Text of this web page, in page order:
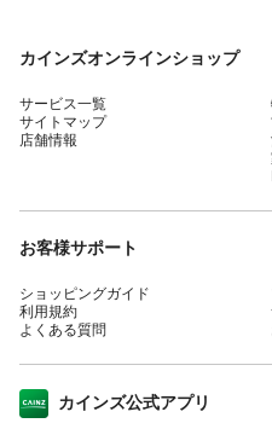
カインズオンラインショップ
サービス一覧
サイトマップ
店舗情報
お客様サポート
ショッピングガイド
利用規約
よくある質問
カインズ公式アプリ